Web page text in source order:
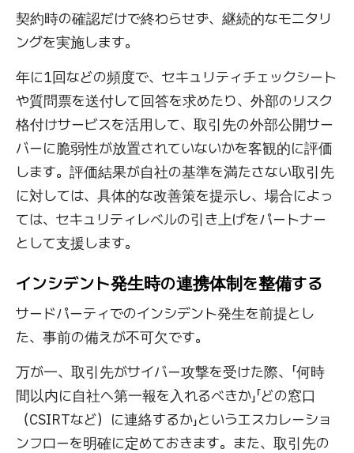
契約時の確認だけで終わらせず、継続的なモニタリ
ングを実施します。
年に1回などの頻度で、セキュリティチェックシート
や質問票を送付して回答を求めたり、外部のリスク
格付けサービスを活用して、取引先の外部公開サー
バーに脆弱性が放置されていないかを客観的に評価
します。評価結果が自社の基準を満たさない取引先
に対しては、具体的な改善策を提示し、場合によっ
ては、セキュリティレベルの引き上げをパートナー
として支援します。
インシデント発生時の連携体制を整備する
サードパーティでのインシデント発生を前提とし
た、事前の備えが不可欠です。
万が一、取引先がサイバー攻撃を受けた際、「何時
間以内に自社へ第一報を入れるべきか」「どの窓口
（CSIRTなど）に連絡するか」というエスカレーショ
ンフローを明確に定めておきます。また、取引先の